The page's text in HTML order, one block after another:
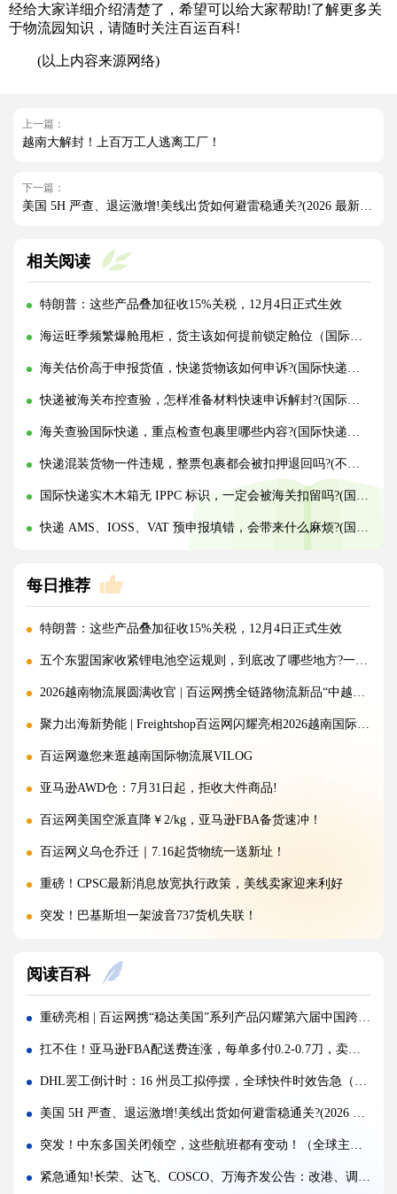
经给大家详细介绍清楚了，希望可以给大家帮助!了解更多关
于物流园知识，请随时关注百运百科!
(以上内容来源网络)
上一篇：
越南大解封！上百万工人逃离工厂！
下一篇：
相关阅读
特朗普：这些产品叠加征收15%关税，12月4日正式生效
海运旺季频繁爆舱甩柜，货主该如何提前锁定舱位（国际海运干货知识分享）
海关估价高于申报货值，快递货物该如何申诉?(国际快递干货知识分享)
快递被海关布控查验，怎样准备材料快速申诉解封?(国际快递干货知识分享)
海关查验国际快递，重点检查包裹里哪些内容?(国际快递干货知识分享)
快递混装货物一件违规，整票包裹都会被扣押退回吗?(不清楚的外贸人看过来)
国际快递实木木箱无 IPPC 标识，一定会被海关扣留吗?(国际快递干货知识分享)
快递 AMS、IOSS、VAT 预申报填错，会带来什么麻烦?(国际快递干货知识分享)
每日推荐
特朗普：这些产品叠加征收15%关税，12月4日正式生效
五个东盟国家收紧锂电池空运规则，到底改了哪些地方?一文讲清!
2026越南物流展圆满收官 | 百运网携全链路物流新品“中越美专线”强势出圈！
聚力出海新势能 | Freightshop百运网闪耀亮相2026越南国际物流展
百运网邀您来逛越南国际物流展VILOG
亚马逊AWD仓：7月31日起，拒收大件商品!
百运网美国空派直降￥2/kg，亚马逊FBA备货速冲！
百运网义乌仓乔迁｜7.16起货物统一送新址！
重磅！CPSC最新消息放宽执行政策，美线卖家迎来利好
突发！巴基斯坦一架波音737货机失联！
海运价格九连涨，外贸企业称一周一涨扛不住!
警报!美国海关连发四道“封杀令”，你的货还能顺利进美国吗?
百运网邀您来上海双年展逛展领钱啦！
百运网端午假期不打烊，各仓收发货安排速看！
高光时刻 | 百运网携“稳达美国”系列产品闪耀亮相2026赛狐ERP跨境AI增长峰会
疯涨!海运巨头集体抬价，欧线一舱难求!外贸人如何破局？
蓄势扩容，焕新启航 | 百运网32000㎡全新标准化仓库正式启用！
阅读百科
重磅亮相 | 百运网携“稳达美国”系列产品闪耀第六届中国跨境电商交易会，新客免单福利来袭！
扛不住！亚马逊FBA配送费连涨，每单多付0.2-0.7刀，卖家降本突破口在哪？
DHL罢工倒计时：16 州员工拟停摆，全球快件时效告急（国际快递新闻资讯）
美国 5H 严查、退运激增!美线出货如何避雷稳通关?(2026 最新实操指南)
突发！中东多国关闭领空，这些航班都有变动！（全球主要航班调整一览）
紧急通知!长荣、达飞、COSCO、万海齐发公告：改港、调航!所有费用风险全由客户自担！